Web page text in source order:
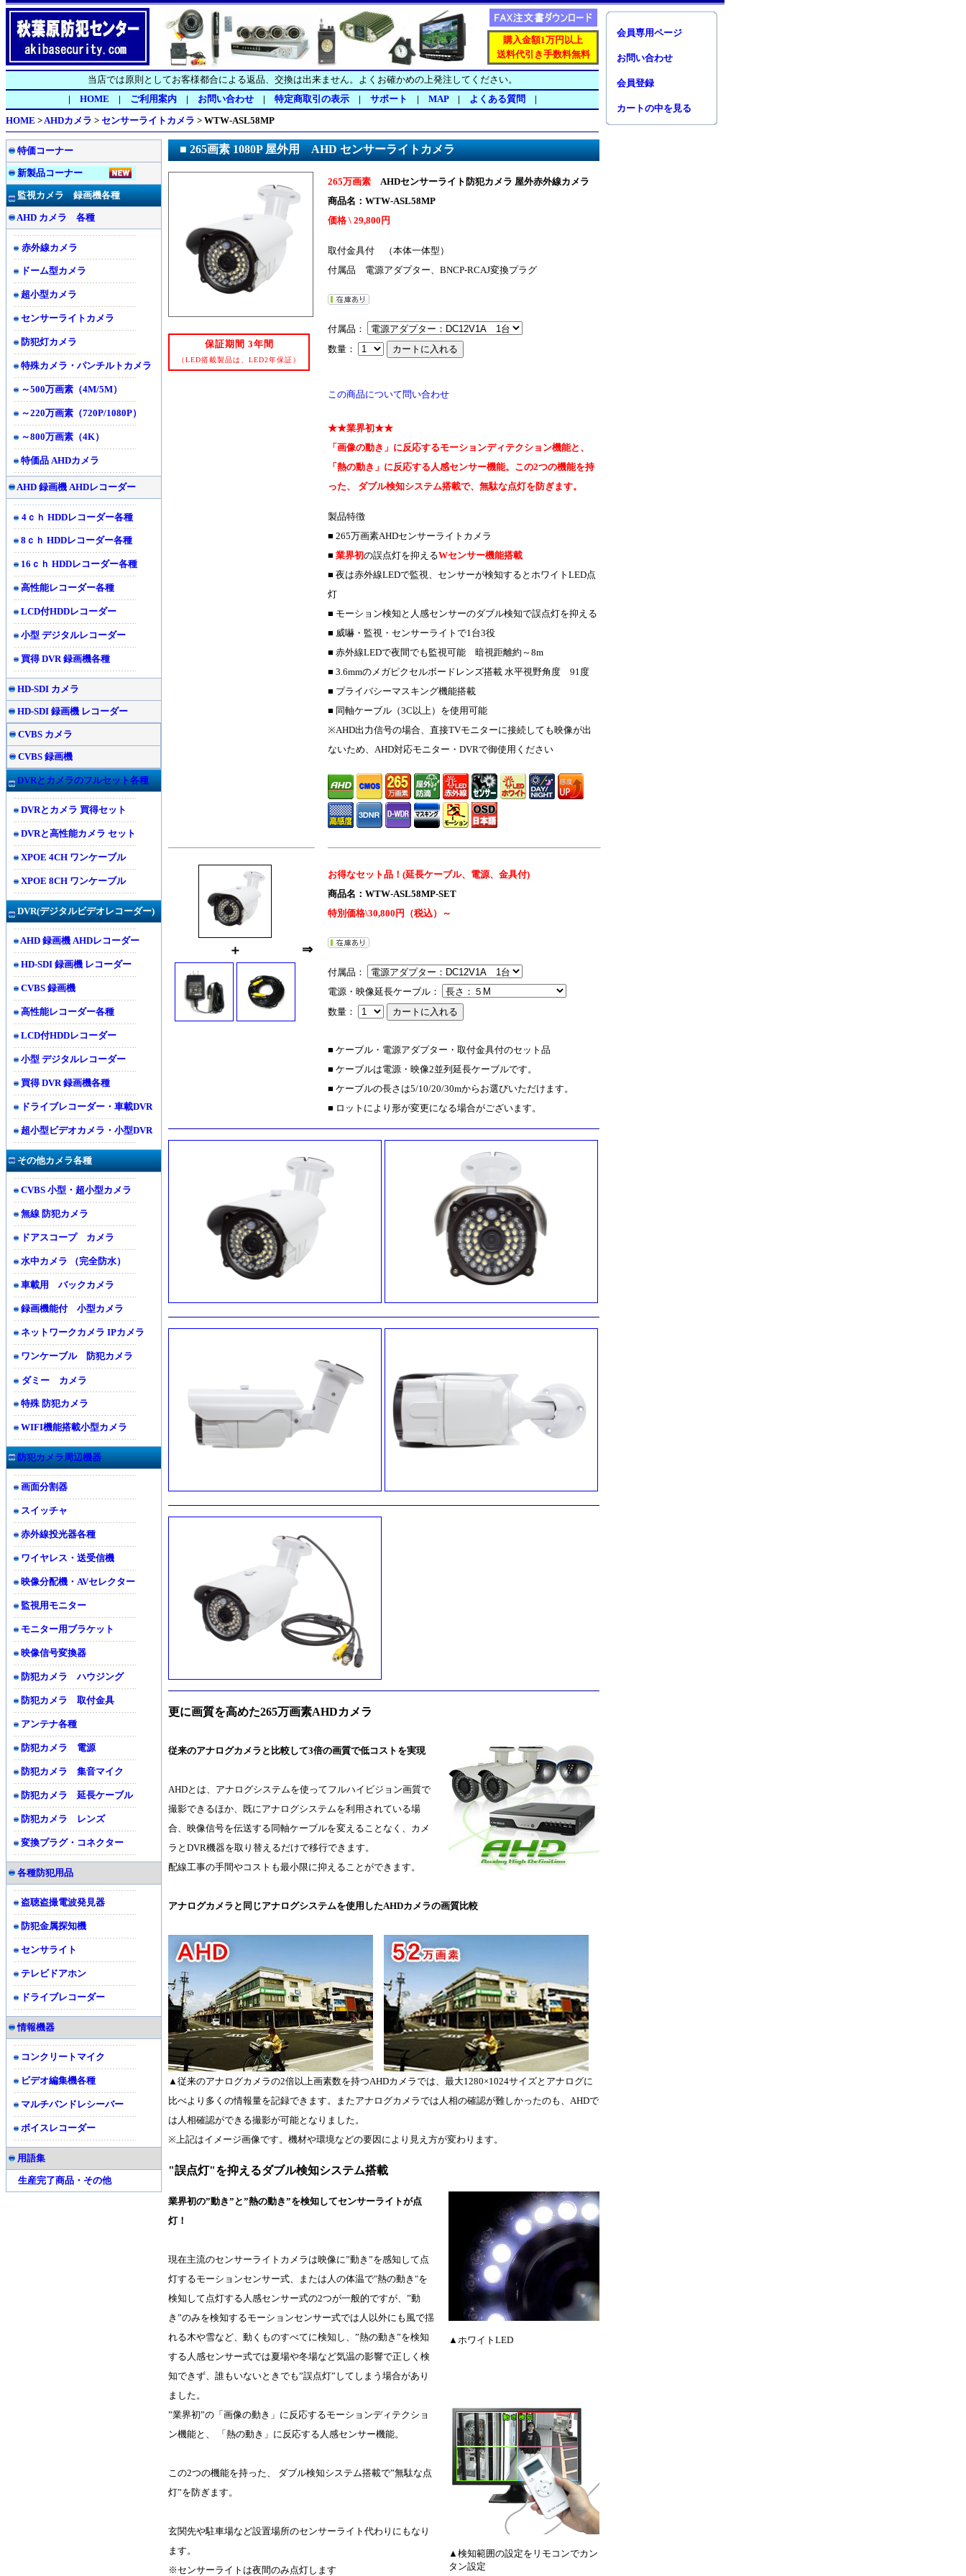
購入金額1万円以上
送料代引き手数料無料
当店では原則としてお客様都合による返品、交換は出来ません。よくお確かめの上発注してください。
| HOME | ご利用案内| お問い合わせ| 特定商取引の表示| サポート | MAP| よくある質問 |
HOME >AHDカメラ > センサーライトカメラ > WTW-ASL58MP
会員専用ページ
お問い合わせ
会員登録
カートの中を見る
特価コーナー
新製品コーナー
監視カメラ 録画機各種
AHD カメラ 各種
赤外線カメラ
ドーム型カメラ
超小型カメラ
センサーライトカメラ
防犯灯カメラ
特殊カメラ・パンチルトカメラ
～500万画素（4M/5M）
～220万画素（720P/1080P）
～800万画素（4K）
特価品 AHDカメラ
AHD 録画機 AHDレコーダー
4ｃｈ HDDレコーダー各種
8ｃｈ HDDレコーダー各種
16ｃｈ HDDレコーダー各種
高性能レコーダー各種
LCD付HDDレコーダー
小型 デジタルレコーダー
買得 DVR 録画機各種
HD-SDI カメラ
HD-SDI 録画機 レコーダー
CVBS カメラ
CVBS 録画機
DVRとカメラのフルセット各種
DVRとカメラ 買得セット
DVRと高性能カメラ セット
XPOE 4CH ワンケーブル
XPOE 8CH ワンケーブル
DVR(デジタルビデオレコーダー)
AHD 録画機 AHDレコーダー
HD-SDI 録画機 レコーダー
CVBS 録画機
高性能レコーダー各種
LCD付HDDレコーダー
小型 デジタルレコーダー
買得 DVR 録画機各種
ドライブレコーダー・車載DVR
超小型ビデオカメラ・小型DVR
その他カメラ各種
CVBS 小型・超小型カメラ
無線 防犯カメラ
ドアスコープ カメラ
水中カメラ （完全防水）
車載用 バックカメラ
録画機能付 小型カメラ
ネットワークカメラ IPカメラ
ワンケーブル 防犯カメラ
ダミー カメラ
特殊 防犯カメラ
WIFI機能搭載小型カメラ
防犯カメラ周辺機器
画面分割器
スイッチャ
赤外線投光器各種
ワイヤレス・送受信機
映像分配機・AVセレクター
監視用モニター
モニター用ブラケット
映像信号変換器
防犯カメラ ハウジング
防犯カメラ 取付金具
アンテナ各種
防犯カメラ 電源
防犯カメラ 集音マイク
防犯カメラ 延長ケーブル
防犯カメラ レンズ
変換プラグ・コネクター
各種防犯用品
盗聴盗撮電波発見器
防犯金属探知機
センサライト
テレビドアホン
ドライブレコーダー
情報機器
コンクリートマイク
ビデオ編集機各種
マルチバンドレシーバー
ボイスレコーダー
用語集
生産完了商品・その他
■ 265画素 1080P 屋外用 AHD センサーライトカメラ
保証期間 3年間
（LED搭載製品は、LED2年保証）
265万画素 AHDセンサーライト防犯カメラ 屋外赤外線カメラ
商品名：WTW-ASL58MP
価格 \ 29,800 円
取付金具付 （本体一体型）
付属品 電源アダプター、BNCP-RCAJ変換プラグ
付属品：
数量：
この商品について問い合わせ
★★業界初★★
「画像の動き」に反応するモーションディテクション機能と、
「熱の動き」に反応する人感センサー機能。この2つの機能を持
った、 ダブル検知システム搭載で、無駄な点灯を防ぎます。
製品特徴
■ 265万画素AHDセンサーライトカメラ
■ 業界初の誤点灯を抑えるWセンサー機能搭載
■ 夜は赤外線LEDで監視、センサーが検知するとホワイトLED点
灯
■ モーション検知と人感センサーのダブル検知で誤点灯を抑える
■ 威嚇・監視・センサーライトで1台3役
■ 赤外線LEDで夜間でも監視可能 暗視距離約～8m
■ 3.6mmのメガピクセルボードレンズ搭載 水平視野角度 91度
■ プライバシーマスキング機能搭載
■ 同軸ケーブル（3C以上）を使用可能
※AHD出力信号の場合、直接TVモニターに接続しても映像が出
ないため、AHD対応モニター・DVRで御使用ください
＋ ⇒
お得なセット品！(延長ケーブル、電源、金具付)
商品名：WTW-ASL58MP-SET
特別価格\30,800 円（税込）～
付属品：
電源・映像延長ケーブル：
数量：
■ ケーブル・電源アダプター・取付金具付のセット品
■ ケーブルは電源・映像2並列延長ケーブルです。
■ ケーブルの長さは5/10/20/30mからお選びいただけます。
■ ロットにより形が変更になる場合がございます。
更に画質を高めた265万画素AHDカメラ
従来のアナログカメラと比較して3倍の画質で低コストを実現
AHDとは、アナログシステムを使ってフルハイビジョン画質で
撮影できるほか、既にアナログシステムを利用されている場
合、映像信号を伝送する同軸ケーブルを変えることなく、カメ
ラとDVR機器を取り替えるだけで移行できます。
配線工事の手間やコストも最小限に抑えることができます。
アナログカメラと同じアナログシステムを使用したAHDカメラの画質比較
▲従来のアナログカメラの2倍以上画素数を持つAHDカメラでは、最大1280×1024サイズとアナログに
比べより多くの情報量を記録できます。またアナログカメラでは人相の確認が難しかったのも、AHDで
は人相確認ができる撮影が可能となりました。
※上記はイメージ画像です。機材や環境などの要因により見え方が変わります。
"誤点灯"を抑えるダブル検知システム搭載
業界初の”動き”と”熱の動き”を検知してセンサーライトが点
灯！
現在主流のセンサーライトカメラは映像に”動き”を感知して点
灯するモーションセンサー式、または人の体温で"熱の動き"を
検知して点灯する人感センサー式の2つが一般的ですが、”動
き”のみを検知するモーションセンサー式では人以外にも風で揺
れる木や雪など、動くものすべてに検知し、”熱の動き”を検知
する人感センサー式では夏場や冬場など気温の影響で正しく検
知できず、誰もいないときでも”誤点灯”してしまう場合があり
ました。
▲ホワイトLED
”業界初”の「画像の動き」に反応するモーションディテクショ
ン機能と、 「熱の動き」に反応する人感センサー機能。
この2つの機能を持った、 ダブル検知システム搭載で”無駄な点
灯”を防ぎます。
玄関先や駐車場など設置場所のセンサーライト代わりにもなり
ます。
※センサーライトは夜間のみ点灯します
▲検知範囲の設定をリモコンでカン
タン設定